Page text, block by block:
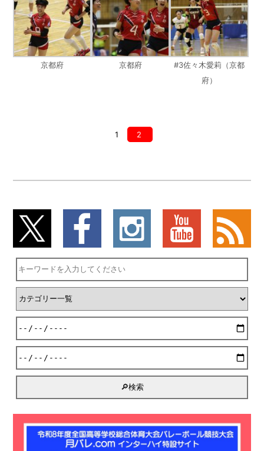
京都府 京都府
#3佐々木愛莉（京都
府）
1 2